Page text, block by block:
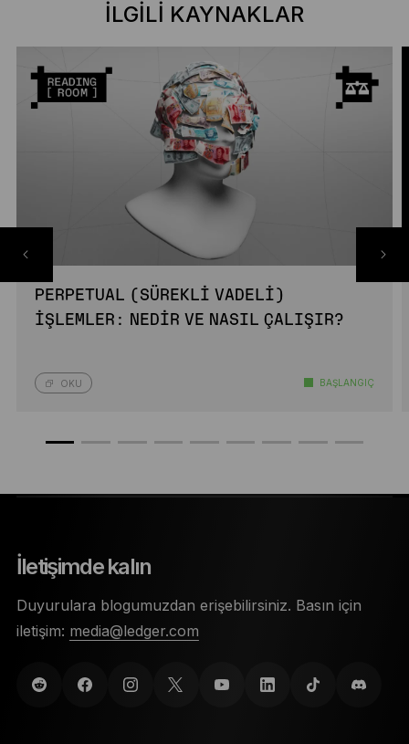
İLGILI KAYNAKLAR
PERPETUAL (SÜREKLI VADELI)
İŞLEMLER: NEDIR VE NASIL ÇALIŞIR?
OKU BAŞLANGIÇ
İletişimde kalın
Duyurulara blogumuzdan erişebilirsiniz. Basın için
iletişim: media@ledger.com